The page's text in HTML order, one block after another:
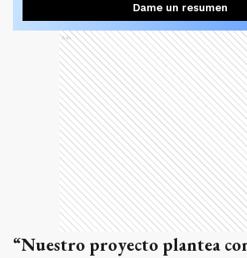
Dame un resumen
Ads
“Nuestro proyecto plantea